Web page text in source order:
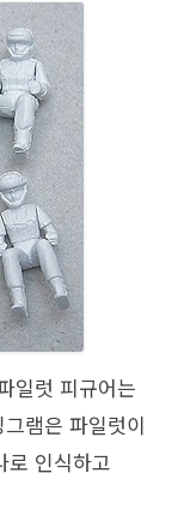
일럿 피규어는
램은 파일럿이
로 인식하고